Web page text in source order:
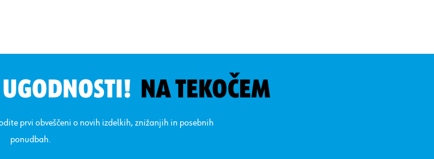
NA TEKOČEM
prvi obveščeni o novih izdelkih, znižanjih in posebnih
ponudbah.